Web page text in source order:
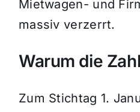
Mietwagen- und
massiv verzerrt.
Warum die
Zum Stichtag 1.